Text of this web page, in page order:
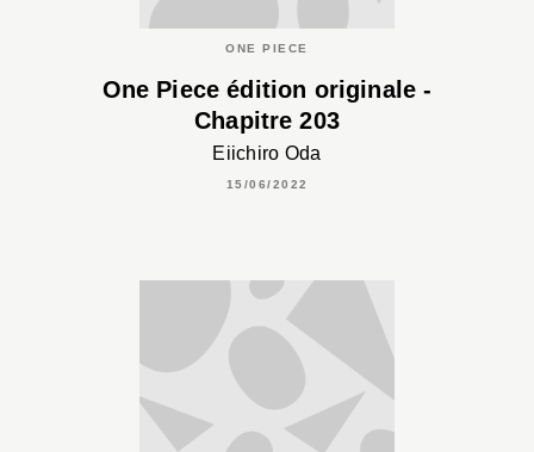
ONE PIECE
One Piece édition originale -
Chapitre 203
Eiichiro Oda
15/06/2022